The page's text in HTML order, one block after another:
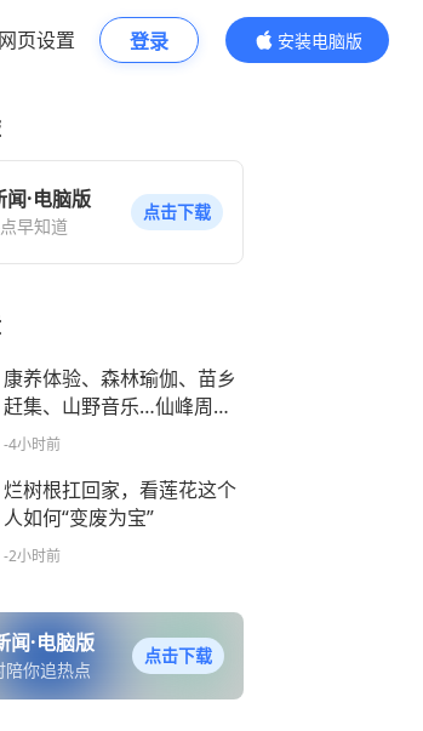
网页设置 登录
安装电脑版
内容更精彩
·电脑版
早知道
点击下载
康养体验、森林瑜伽、苗乡
赶集、山野音乐…仙峰周末
嗨起来！
-4小时前
烂树根扛回家，看莲花这个
人如何“变废为宝”
-2小时前
闻·电脑版
陪你追热点
点击下载